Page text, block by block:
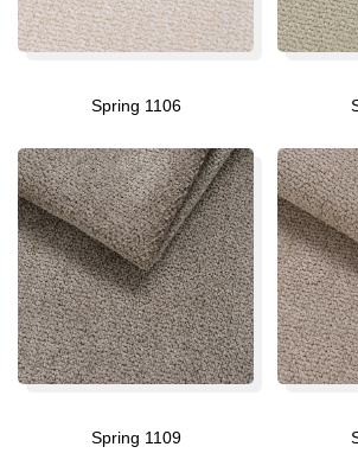
Spring 1106
Spring 1109